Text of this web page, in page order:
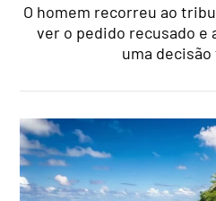
O homem recorreu ao
ver o pedido recusado e
uma